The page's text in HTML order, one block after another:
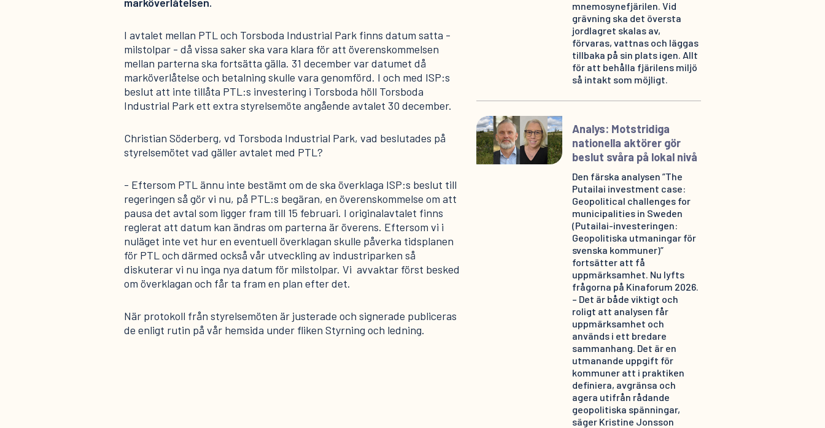
I avtalet mellan PTL och Torsboda Industrial Park finns datum satta -
milstolpar - då vissa saker ska vara klara för att överenskommelsen
mellan parterna ska fortsätta gälla. 31 december var datumet då
marköverlåtelse och betalning skulle vara genomförd. I och med ISP:s
beslut att inte tillåta PTL:s investering i Torsboda höll Torsboda
Industrial Park ett extra styrelsemöte angående avtalet 30 december.
Christian Söderberg, vd Torsboda Industrial Park, vad beslutades på
styrelsemötet vad gäller avtalet med PTL?
- Eftersom PTL ännu inte bestämt om de ska överklaga ISP:s beslut till
regeringen så gör vi nu, på PTL:s begäran, en överenskommelse om att
pausa det avtal som ligger fram till 15 februari. I originalavtalet finns
reglerat att datum kan ändras om parterna är överens. Eftersom vi i
nuläget inte vet hur en eventuell överklagan skulle påverka tidsplanen
för PTL och därmed också vår utveckling av industriparken så
diskuterar vi nu inga nya datum för milstolpar. Vi avvaktar först besked
om överklagan och får ta fram en plan efter det.
När protokoll från styrelsemöten är justerade och signerade publiceras
de enligt rutin på vår hemsida under fliken Styrning och ledning.
mnemosynefjärilen. Vid
grävning ska det översta
jordlagret skalas av,
förvaras, vattnas och läggas
tillbaka på sin plats igen. Allt
för att behålla fjärilens miljö
så intakt som möjligt.
Analys: Motstridiga
nationella aktörer gör
beslut svåra på lokal nivå
Den färska analysen ”The
Putailai investment case:
Geopolitical challenges for
municipalities in Sweden
(Putailai-investeringen:
Geopolitiska utmaningar för
svenska kommuner)”
fortsätter att få
uppmärksamhet. Nu lyfts
frågorna på Kinaforum 2026.
– Det är både viktigt och
roligt att analysen får
uppmärksamhet och
används i ett bredare
sammanhang. Det är en
utmanande uppgift för
kommuner att i praktiken
definiera, avgränsa och
agera utifrån rådande
geopolitiska spänningar,
säger Kristine Jonsson